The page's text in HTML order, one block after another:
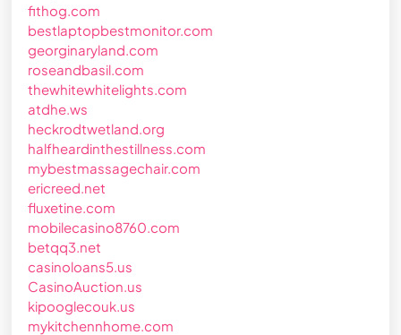
fithog.com
bestlaptopbestmonitor.com
georginaryland.com
roseandbasil.com
thewhitewhitelights.com
atdhe.ws
heckrodtwetland.org
halfheardinthestillness.com
mybestmassagechair.com
ericreed.net
fluxetine.com
mobilecasino8760.com
betqq3.net
casinoloans5.us
CasinoAuction.us
kipooglecouk.us
mykitchennhome.com